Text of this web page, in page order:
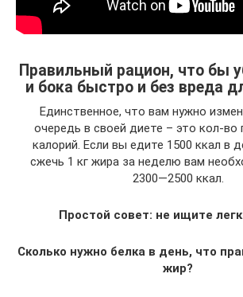
Правильный рацион, что бы
и бока быстро и без вреда
Единственное, что вам нужно
очередь в своей диете – это кол-во
калорий. Если вы едите 1500 ккал в
сжечь 1 кг жира за неделю вам
2300—2500 ккал.
Простой совет: не ищите
Сколько нужно белка в день, что
жир?